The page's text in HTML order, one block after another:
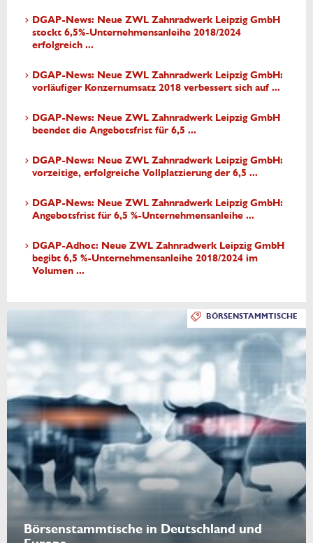
DGAP-News: Neue ZWL Zahnradwerk Leipzig GmbH
stockt 6,5%-Unternehmensanleihe 2018/2024
erfolgreich ...
DGAP-News: Neue ZWL Zahnradwerk Leipzig GmbH:
vorläufiger Konzernumsatz 2018 verbessert sich auf ...
DGAP-News: Neue ZWL Zahnradwerk Leipzig GmbH
beendet die Angebotsfrist für 6,5 ...
DGAP-News: Neue ZWL Zahnradwerk Leipzig GmbH:
vorzeitige, erfolgreiche Vollplatzierung der 6,5 ...
DGAP-News: Neue ZWL Zahnradwerk Leipzig GmbH:
Angebotsfrist für 6,5 %-Unternehmensanleihe ...
DGAP-Adhoc: Neue ZWL Zahnradwerk Leipzig GmbH
begibt 6,5 %-Unternehmensanleihe 2018/2024 im
Volumen ...
BÖRSENSTAMMTISCHE
Börsenstammtische in Deutschland und